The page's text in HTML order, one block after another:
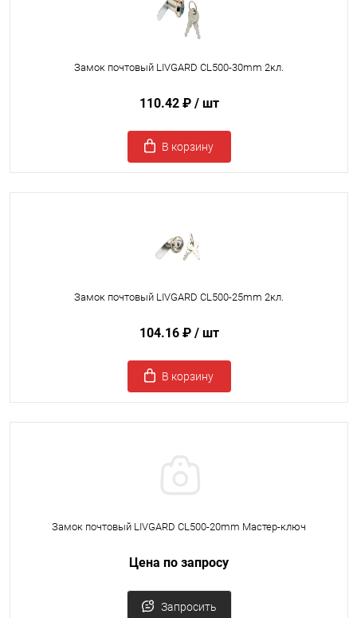
Замок почтовый LIVGARD CL500-30mm 2кл.
110.42 ₽ / шт
В корзину
Замок почтовый LIVGARD CL500-25mm 2кл.
104.16 ₽ / шт
В корзину
Замок почтовый LIVGARD CL500-20mm Мастер-ключ
Цена по запросу
Запросить